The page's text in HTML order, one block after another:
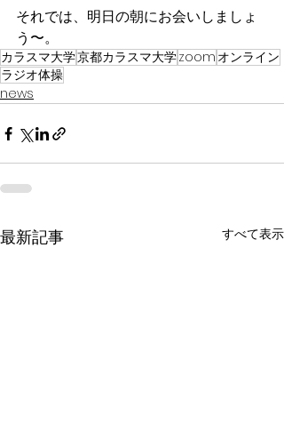
それでは、明日の朝にお会いしましょ
う〜。
カラスマ大学京都カラスマ大学zoom オンライン
ラジオ体操
news
最新記事 すべて表示